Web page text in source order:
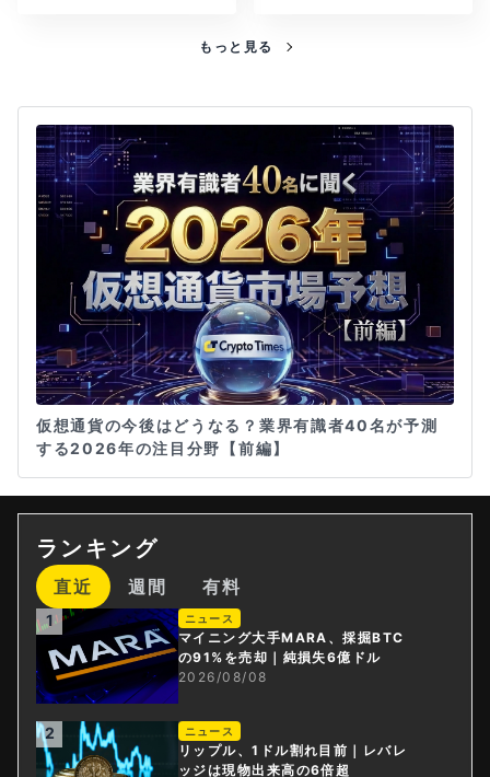
もっと見る
仮想通貨の今後はどうなる？業界有識者40名が予測
する2026年の注目分野【前編】
ランキング
直近 週間 有料
1 ニュース
マイニング大手MARA、採掘BTC
の91%を売却｜純損失6億ドル
2026/08/08
2 ニュース
リップル、1ドル割れ目前｜レバレ
ッジは現物出来高の6倍超